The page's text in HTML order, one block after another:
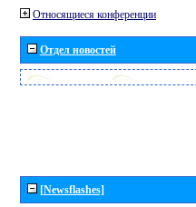
Относящиеся конференции
Отдел новостей
[Newsflashes]